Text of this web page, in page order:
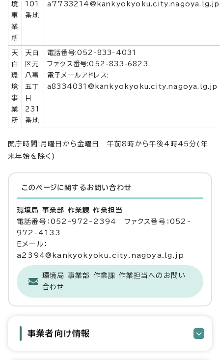
境
事
業
所
101
番地
a7733214@kankyokyoku.city.nagoya.lg.jp
天
白
環
境
事
業
所
天白
区元
八事
五丁
目
231
番地
電話番号:052-833-4031
ファクス番号:052-833-6823
電子メールアドレス:
a8334031@kankyokyoku.city.nagoya.lg.jp
開庁時間:月曜日から金曜日 午前8時から午後4時45分(年
末年始を除く)
このページに関する お問い合わせ
環境局 事業部 作業課 作業担当
電話番号：052-972-2394 ファクス番号：052-
972-4133
Eメール：
a2394@kankyokyoku.city.nagoya.lg.jp
環境局 事業部 作業課 作業担当へのお問い
合わせ
事業者向け情報